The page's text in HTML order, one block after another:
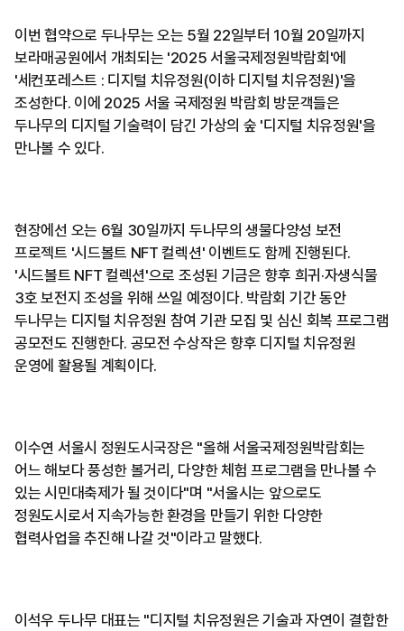
이번 협약으로 두나무는 오는 5월 22일부터 10월 20일까지
보라매공원에서 개최되는 '2025 서울국제정원박람회'에
'세컨포레스트 : 디지털 치유정원(이하 디지털 치유정원)'을
조성한다. 이에 2025 서울 국제정원 박람회 방문객들은
두나무의 디지털 기술력이 담긴 가상의 숲 '디지털 치유정원'을
만나볼 수 있다.
현장에선 오는 6월 30일까지 두나무의 생물다양성 보전
프로젝트 '시드볼트 NFT 컬렉션' 이벤트도 함께 진행된다.
'시드볼트 NFT 컬렉션'으로 조성된 기금은 향후 희귀·자생식물
3호 보전지 조성을 위해 쓰일 예정이다. 박람회 기간 동안
두나무는 디지털 치유정원 참여 기관 모집 및 심신 회복 프로그램
공모전도 진행한다. 공모전 수상작은 향후 디지털 치유정원
운영에 활용될 계획이다.
이수연 서울시 정원도시국장은 "올해 서울국제정원박람회는
어느 해보다 풍성한 볼거리, 다양한 체험 프로그램을 만나볼 수
있는 시민대축제가 될 것이다"며 "서울시는 앞으로도
정원도시로서 지속가능한 환경을 만들기 위한 다양한
협력사업을 추진해 나갈 것"이라고 말했다.
이석우 두나무 대표는 "디지털 치유정원은 기술과 자연이 결합한